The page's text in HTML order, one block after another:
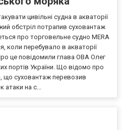
цивільні судна в акваторії
обстріл потрапив суховантаж
про торговельне судно MERA
коли перебувало в акваторії
це повідомили глава ОВА Олег
портів України. Що відомо про
що суховантаж перевозив
на с...